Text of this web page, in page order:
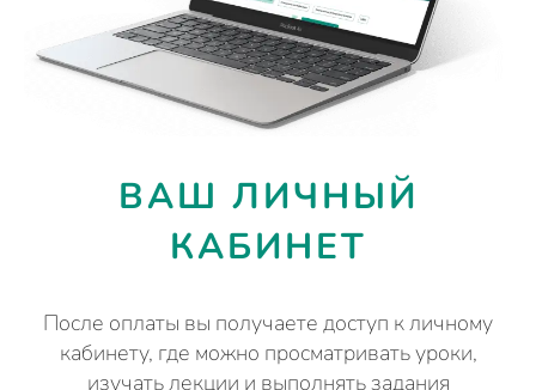
ВАШ ЛИЧНЫЙ
КАБИНЕТ
После оплаты вы получаете доступ к личному
кабинету, где можно просматривать уроки,
изучать лекции и выполнять задания